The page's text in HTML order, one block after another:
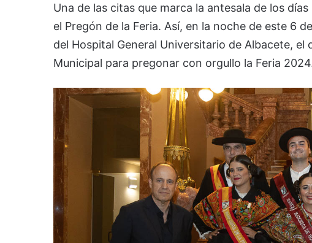
Una de las citas que marca la antesala de los
el Pregón de la Feria. Así, en la noche de este 6
del Hospital General Universitario de Albacete,
Municipal para pregonar con orgullo la Feria